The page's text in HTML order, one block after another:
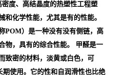
度、高结晶度的热塑性工程塑
和化学性能，尤其是有的性能。
POM）是一种没有没有侧链，高
物，具有的综合性能。 甲醛是一
致密的材料，淡黄或白色，可
期使用。它的性和自润滑性也比绝